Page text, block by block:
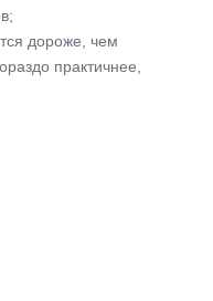
дороже, чем
практичнее,